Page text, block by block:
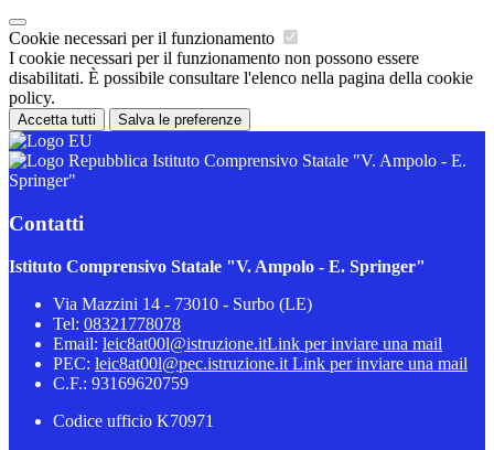
Cookie necessari per il funzionamento
I cookie necessari per il funzionamento non possono essere
disabilitati. È possibile consultare l'elenco nella pagina della cookie
policy.
Accetta tutti Salva le preferenze
Istituto Comprensivo Statale "V. Ampolo - E.
Springer"
Contatti
Istituto Comprensivo Statale "V. Ampolo - E. Springer"
Via Mazzini 14 - 73010 - Surbo (LE)
Tel: 08321778078
Email: leic8at00l@istruzione.itLink per inviare una mail
PEC: leic8at00l@pec.istruzione.it Link per inviare una mail
C.F.: 93169620759
Codice ufficio K70971